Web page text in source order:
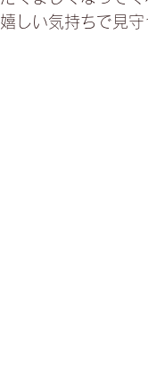
嬉しい気持ちで見